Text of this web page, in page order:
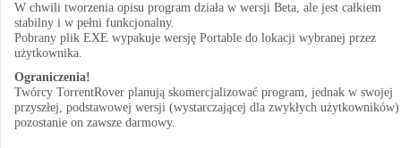
W chwili tworzenia opisu program działa w wersji Beta, ale jest całkiem
stabilny i w pełni funkcjonalny.
Pobrany plik EXE wypakuje wersję Portable do lokacji wybranej przez
użytkownika.
Ograniczenia!
Twórcy TorrentRover planują skomercjalizować program, jednak w swojej
przyszłej, podstawowej wersji (wystarczającej dla zwykłych użytkowników)
pozostanie on zawsze darmowy.